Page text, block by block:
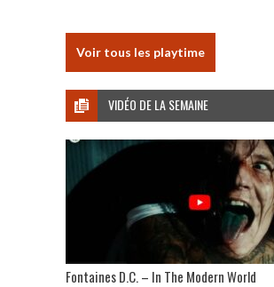
Voir tous les playtime
VIDÉO DE LA SEMAINE
Fontaines D.C. – In The Modern World